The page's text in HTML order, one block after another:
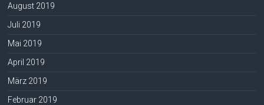
August 2019
Juli 2019
Mai 2019
April 2019
März 2019
Februar 2019